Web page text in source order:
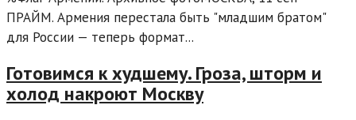
ПРАЙМ. Армения перестала быть "младшим братом"
для России — теперь формат...
Готовимся к худшему. Гроза, шторм и
холод накроют Москву